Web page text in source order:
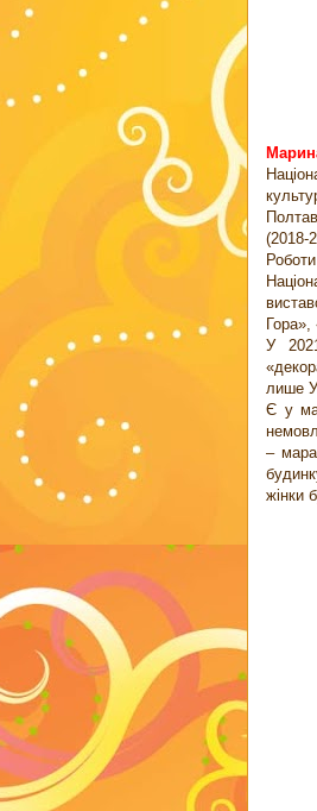
(2018-
Гора»,
У
лише
Є у
–
жінки